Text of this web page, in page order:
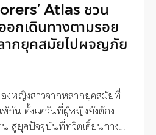
Atlas ชวน
กเดินทางตามรอย
ากยุคสมัยไปผจญภัย
งหญิงสาวจากหลากยุคสมัยที่
พ้กัน ตั้งแต่วันที่ผู้หญิงยังต้อง
สู่ยุคปัจจุบันที่ทวีตเตี้ยนกาง